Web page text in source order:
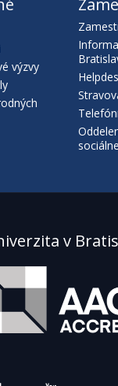
výzvy
v